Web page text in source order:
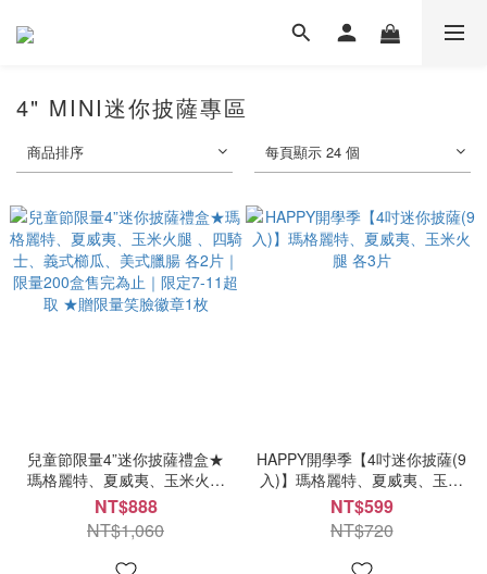
4" MINI迷你披薩專區
商品排序 每頁顯示 24 個
兒童節限量4”迷你披薩禮盒★
瑪格麗特、夏威夷、玉米火腿
、四騎士、義式櫛瓜、美式臘
腸 各2片｜限量200盒售完為止
｜限定7-11超取 ★贈限量笑臉
徽章1枚
NT$888
NT$1,060
HAPPY開學季【4吋迷你披薩(9
入)】瑪格麗特、夏威夷、玉米
火腿 各3片
NT$599
NT$720